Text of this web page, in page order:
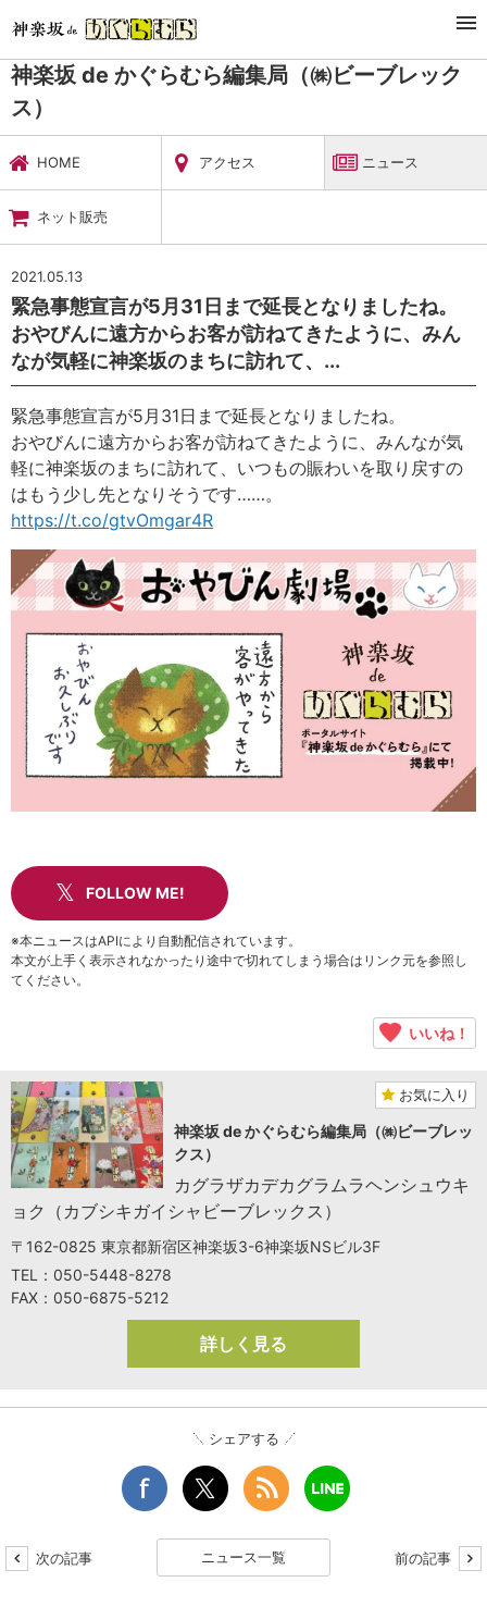
暮らし・娯楽
神楽坂 de かぐらむら編集局（㈱ビーブレックス）
ニュース
神楽坂 de かぐらむら編集局（㈱ビーブレック
ス）
HOME アクセス ニュース
ネット販売
2021.05.13
緊急事態宣言が5月31日まで延長となりましたね。
おやびんに遠方からお客が訪ねてきたように、みん
なが気軽に神楽坂のまちに訪れて、...
緊急事態宣言が5月31日まで延長となりましたね。
おやびんに遠方からお客が訪ねてきたように、みんなが気
軽に神楽坂のまちに訪れて、いつもの賑わいを取り戻すの
はもう少し先となりそうです……。
https://t.co/gtvOmgar4R
FOLLOW ME!
※本ニュースはAPIにより自動配信されています。
本文が上手く表示されなかったり途中で切れてしまう場合はリンク元を参照し
てください。
いいね！
お気に入り
神楽坂 de かぐらむら編集局（㈱ビーブレッ
クス）
カグラザカデカグラムラヘンシュウキ
ョク（カブシキガイシャビーブレックス）
〒162-0825 東京都新宿区神楽坂3-6神楽坂NSビル3F
TEL：050-5448-8278
FAX：050-6875-5212
詳しく見る
シェアする
次の記事 ニュース一覧 前の記事